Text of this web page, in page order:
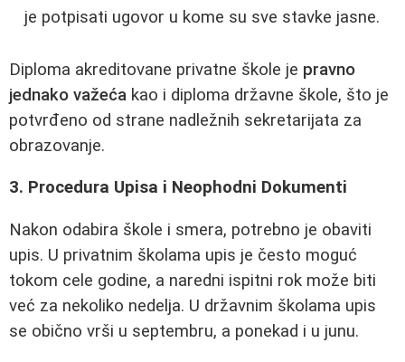
je potpisati ugovor u kome su sve stavke jasne.
Diploma akreditovane privatne škole je pravno
jednako važeća kao i diploma državne škole, što je
potvrđeno od strane nadležnih sekretarijata za
obrazovanje.
3. Procedura Upisa i Neophodni Dokumenti
Nakon odabira škole i smera, potrebno je obaviti
upis. U privatnim školama upis je često moguć
tokom cele godine, a naredni ispitni rok može biti
već za nekoliko nedelja. U državnim školama upis
se obično vrši u septembru, a ponekad i u junu.